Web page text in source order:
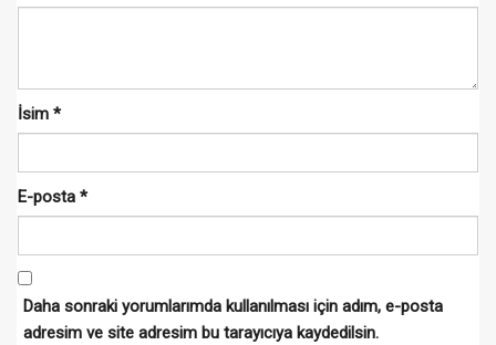
İsim *
E-posta *
Daha sonraki yorumlarımda kullanılması için adım, e-posta
adresim ve site adresim bu tarayıcıya kaydedilsin.